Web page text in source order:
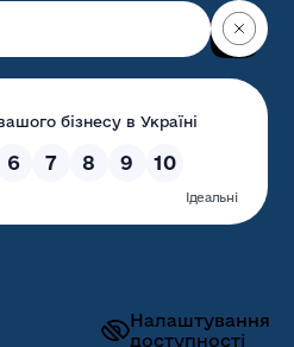
Налаштування
доступності
обласна